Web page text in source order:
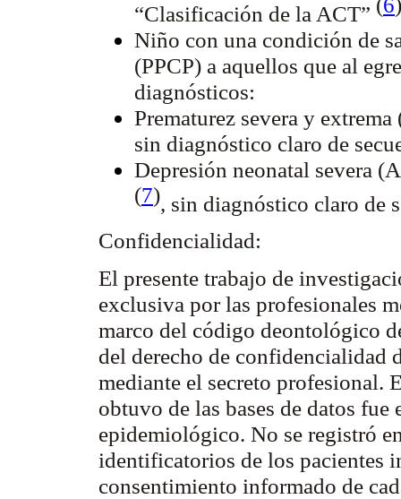
“Clasificación de la ACT” (6)
Niño con una condición de
(PPCP) a aquellos que al
diagnósticos:
Prematurez severa y
sin diagnóstico claro de
Depresión neonatal severa
(7), sin diagnóstico claro de
Confidencialidad:
El presente trabajo de
exclusiva por las profesionales
marco del código deontológico
del derecho de confidencialidad
mediante el secreto profesional.
obtuvo de las bases de datos fue
epidemiológico. No se registró
identificatorios de los pacientes
consentimiento informado de